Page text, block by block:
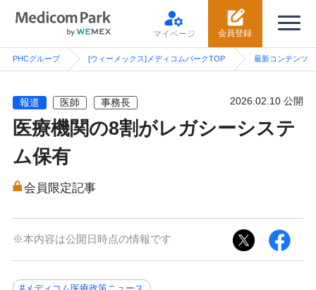
会員登録
マイページ
PHCグループ [ウィーメックス]メディコムパークTOP 最新コンテンツ
報道 医師 事務長 2026.02.10 公開
医療機関の8割がレガシーシステ
ム保有
会員限定記事
※本内容は公開日時点の情報です